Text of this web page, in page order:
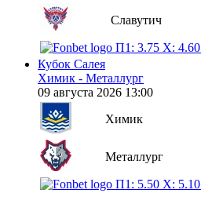
Славутич
П1: 3.75 X: 4.60
Кубок Салея
Химик - Металлург
09 августа 2026 13:00
Химик
Металлург
П1: 5.50 X: 5.10